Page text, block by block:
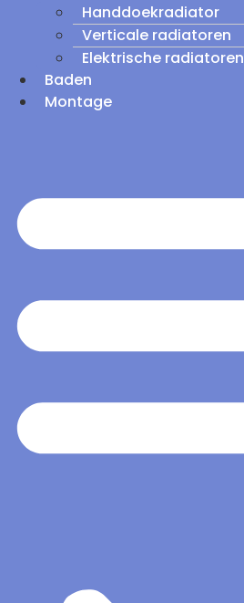
Handdoekradiator
Verticale radiatoren
Elektrische radiatoren
Baden
Montage